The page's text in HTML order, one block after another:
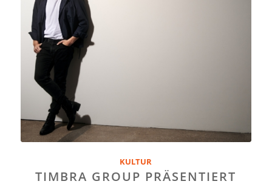
KULTUR
TIMBRA GROUP PRÄSENTIERT